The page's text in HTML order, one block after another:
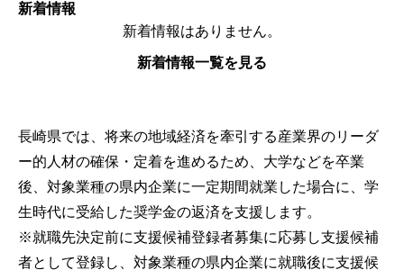
新着情報
新着情報はありません。
新着情報一覧を見る
長崎県では、将来の地域経済を牽引する産業界のリーダ
ー的人材の確保・定着を進めるため、大学などを卒業
後、対象業種の県内企業に一定期間就業した場合に、学
生時代に受給した奨学金の返済を支援します。
※就職先決定前に支援候補登録者募集に応募し支援候補
者として登録し、対象業種の県内企業に就職後に支援候